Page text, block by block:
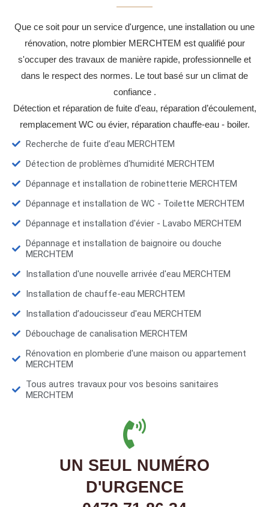
Que ce soit pour un service d'urgence, une installation ou une
rénovation, notre plombier MERCHTEM est qualifié pour
s'occuper des travaux de manière rapide, professionnelle et
dans le respect des normes. Le tout basé sur un climat de
confiance .
Détection et réparation de fuite d'eau, réparation d’écoulement,
remplacement WC ou évier, réparation chauffe-eau - boiler.
Recherche de fuite d’eau MERCHTEM
Détection de problèmes d'humidité MERCHTEM
Dépannage et installation de robinetterie MERCHTEM
Dépannage et installation de WC - Toilette MERCHTEM
Dépannage et installation d'évier - Lavabo MERCHTEM
Dépannage et installation de baignoire ou douche
MERCHTEM
Installation d'une nouvelle arrivée d'eau MERCHTEM
Installation de chauffe-eau MERCHTEM
Installation d’adoucisseur d'eau MERCHTEM
Débouchage de canalisation MERCHTEM
Rénovation en plomberie d'une maison ou appartement
MERCHTEM
Tous autres travaux pour vos besoins sanitaires
MERCHTEM
UN SEUL NUMÉRO
D'URGENCE